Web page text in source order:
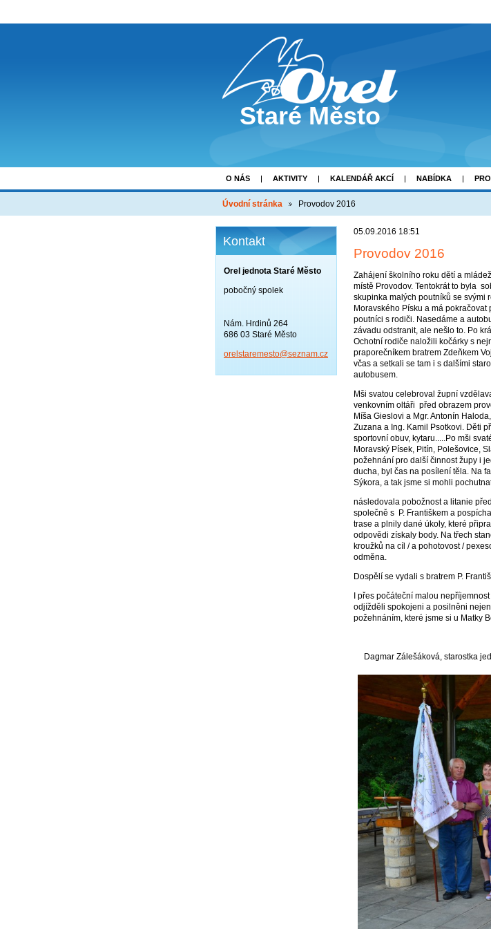
Staré Město
O NÁS AKTIVITY KALENDÁŘ AKCÍ NABÍDKA
Úvodní stránka Provodov 2016
05.09.2016 18:51
Provodov 2016
Zahájení školního roku dětí a
místě Provodov. Tentokrát to byla
skupinka malých poutníků se svými
Moravského Písku a má
poutníci s rodiči. Nasedáme a
závadu odstranit, ale nešlo to. Po
Ochotní rodiče naložili kočárky s
praporečníkem bratrem Zdeňkem
včas a setkali se tam i s dalšími
autobusem.
Mši svatou celebroval župní
venkovním oltáři před obrazem
Míša Gieslovi a Mgr. Antonín
Zuzana a Ing. Kamil Psotkovi. Děti
sportovní obuv, kytaru.....Po mši
Moravský Písek, Pitín, Polešovice,
požehnání pro další činnost župy i
ducha, byl čas na posílení těla. Na
Sýkora, a tak jsme si mohli
následovala pobožnost a litanie
společně s P. Františkem a
trase a plnily dané úkoly, které
odpovědi získaly body. Na třech
kroužků na cíl / a pohotovost /
odměna.
Dospělí se vydali s bratrem P.
I přes počáteční malou
odjížděli spokojeni a posilněni
požehnáním, které jsme si u Matky
Dagmar Zálešáková, starostka
Kontakt
Orel jednota Staré Město
pobočný spolek
Nám. Hrdinů 264
686 03 Staré Město
orelstaremesto@seznam.cz